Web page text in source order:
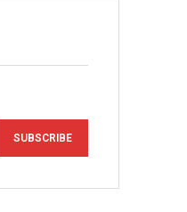
SUBSCRIBE